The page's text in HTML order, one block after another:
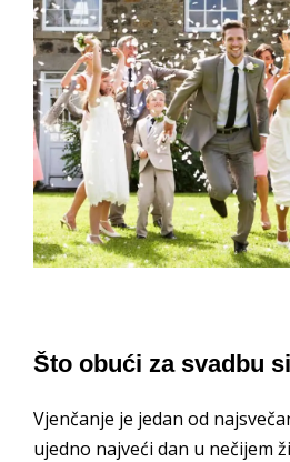
Što obući za svadbu
Vjenčanje je jedan od
ujedno najveći dan u nečijem